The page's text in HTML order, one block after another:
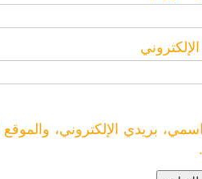
بريدي الإلكتروني،